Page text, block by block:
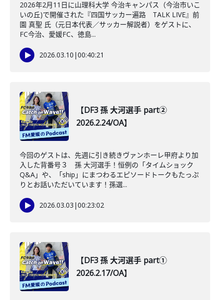
2026年2月11日に山理科大学 今治キャンパス（今治市いこ
いの丘)で開催された『四国サッカー遍路 TALK LIVE』前
園 真聖 氏（元日本代表／サッカー解説者）をゲストに、
FC今治、愛媛FC、徳島...
2026.03.10 |00:40:21
【DF3 孫 大河選手 part②
2026.2.24/OA】
今回のゲストは、先週に引き続きヴァンホーレ甲府より加
入した背番号３ 孫 大河選手！恒例の「タイムショック
Q&A」や、「ship」にまつわるエピソードトークもたっぷ
りとお話いただいています！孫選...
2026.03.03 |00:23:02
【DF3 孫 大河選手 part①
2026.2.17/OA】